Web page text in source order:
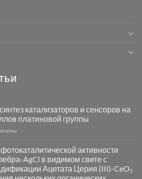
катализаторов и сенсоров на
платиновой группы
активности
AgCl в видимом свете с
Ацетата Церия (III)-CeO₂